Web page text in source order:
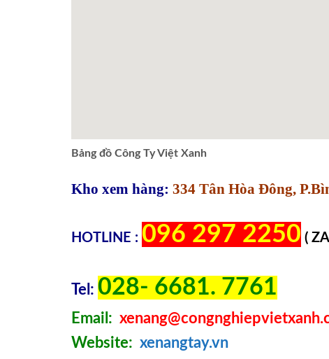
Bảng đồ Công Ty Việt Xanh
Kho xem hàng: 334 Tân Hòa Đông,
HOTLINE : 096 297 2250 (
Tel: 028- 6681. 7761
Email:
Website: xenangtay.vn